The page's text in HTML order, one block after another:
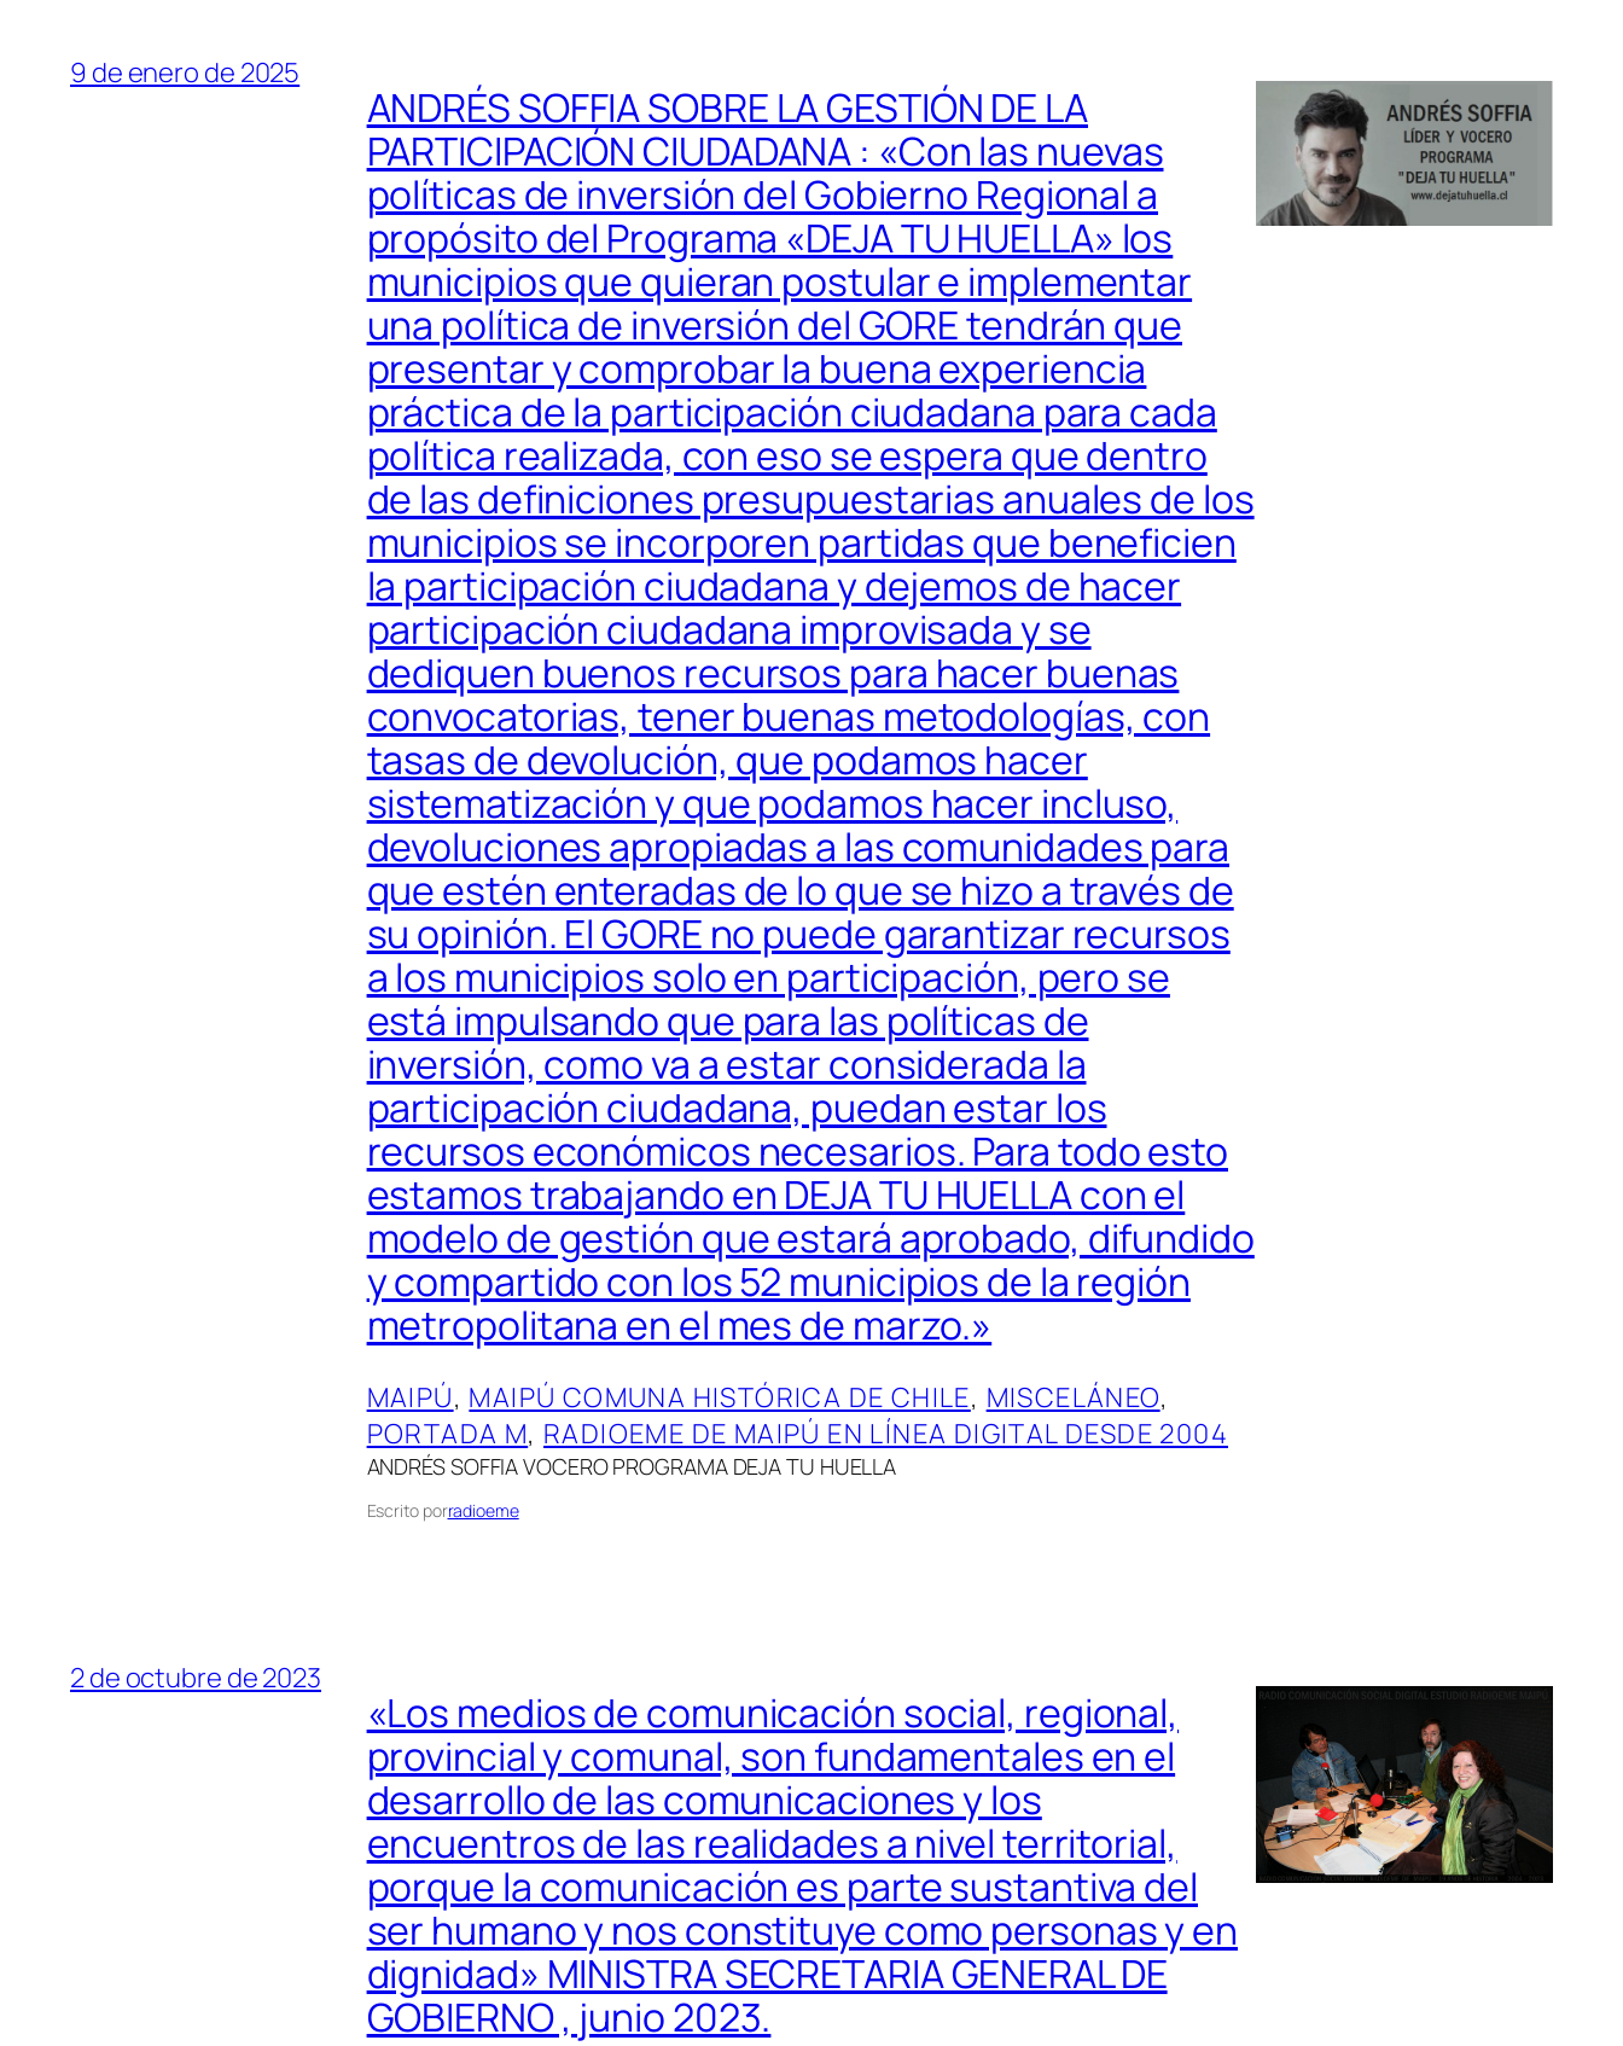
9 de enero de 2025
ANDRÉS SOFFIA SOBRE LA GESTIÓN DE LA
PARTICIPACIÓN CIUDADANA : «Con las nuevas
políticas de inversión del Gobierno Regional a
propósito del Programa «DEJA TU HUELLA» los
municipios que quieran postular e implementar
una política de inversión del GORE tendrán que
presentar y comprobar la buena experiencia
práctica de la participación ciudadana para cada
política realizada, con eso se espera que dentro
de las definiciones presupuestarias anuales de los
municipios se incorporen partidas que beneficien
la participación ciudadana y dejemos de hacer
participación ciudadana improvisada y se
dediquen buenos recursos para hacer buenas
convocatorias, tener buenas metodologías, con
tasas de devolución, que podamos hacer
sistematización y que podamos hacer incluso,
devoluciones apropiadas a las comunidades para
que estén enteradas de lo que se hizo a través de
su opinión. El GORE no puede garantizar recursos
a los municipios solo en participación, pero se
está impulsando que para las políticas de
inversión, como va a estar considerada la
participación ciudadana, puedan estar los
recursos económicos necesarios. Para todo esto
estamos trabajando en DEJA TU HUELLA con el
modelo de gestión que estará aprobado, difundido
y compartido con los 52 municipios de la región
metropolitana en el mes de marzo.»
MAIPÚ, MAIPÚ COMUNA HISTÓRICA DE CHILE, MISCELÁNEO
PORTADA M, RADIOEME DE MAIPÚ EN LÍNEA DIGITAL DESDE 2004
ANDRÉS SOFFIA VOCERO PROGRAMA DEJA TU HUELLA
Escrito porradioeme
2 de octubre de 2023
«Los medios de comunicación social, regional,
provincial y comunal, son fundamentales en el
desarrollo de las comunicaciones y los
encuentros de las realidades a nivel territorial,
porque la comunicación es parte sustantiva del
ser humano y nos constituye como personas y en
dignidad» MINISTRA SECRETARIA GENERAL DE
GOBIERNO , junio 2023.